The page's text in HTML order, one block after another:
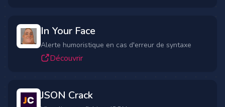
In Your Face
Alerte humoristique en cas d'erreur de syntaxe
Découvrir
JSON Crack